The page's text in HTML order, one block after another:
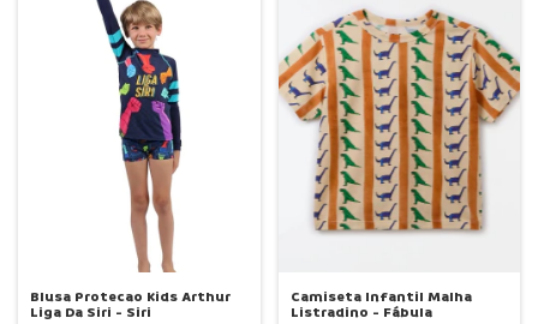
Blusa Protecao Kids Arthur
Liga Da Siri - Siri
Camiseta Infantil Malha
Listradino - Fábula